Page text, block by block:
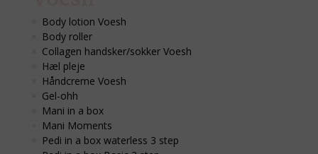
Body lotion Voesh
Body roller
Collagen handsker/sokker Voesh
Hæl pleje
Håndcreme Voesh
Gel-ohh
Mani in a box
Mani Moments
Pedi in a box waterless 3 step